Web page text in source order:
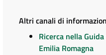
Altri canali di
Ricerca nella
Emilia Romagna